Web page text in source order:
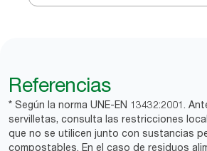
Referencias
* Según la norma UNE-EN 13432:2001.
servilletas, consulta las restricciones
que no se utilicen junto con sustancias
compostables. En el caso de residuos